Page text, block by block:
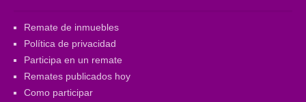
Remate de inmuebles
Política de privacidad
Participa en un remate
Remates publicados hoy
Como participar